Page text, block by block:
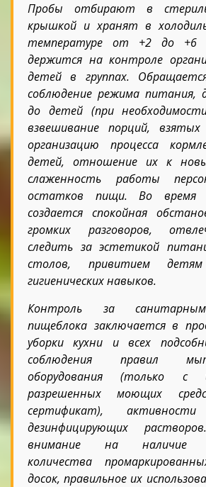
Пробы отбирают в
крышкой и хранят в
температуре от +2 до +6
держится на контроле
детей в группах.
соблюдение режима питания,
до детей (при
взвешивание порций,
организацию процесса
детей, отношение их к
слаженность работы
остатков пищи. Во время
создается спокойная
громких разговоров,
следить за эстетикой
столов, привитием детям
гигиенических навыков.
Контроль за
пищеблока заключается в
уборки кухни и всех
соблюдения правил
оборудования (только с
разрешенных моющих
сертификат), активности
дезинфицирующих
внимание на наличие
количества
досок, правильное их